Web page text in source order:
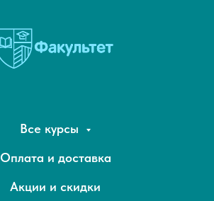
Все курсы
Оплата и доставка
Акции и скидки